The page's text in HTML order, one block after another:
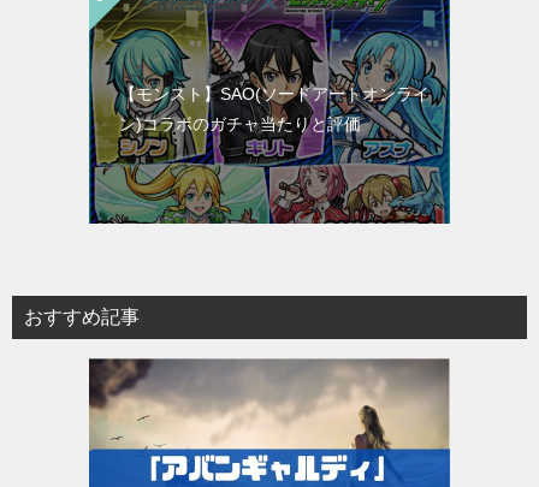
【モンスト】SAO(ソードアートオンライ
ン)コラボのガチャ当たりと評価
おすすめ記事